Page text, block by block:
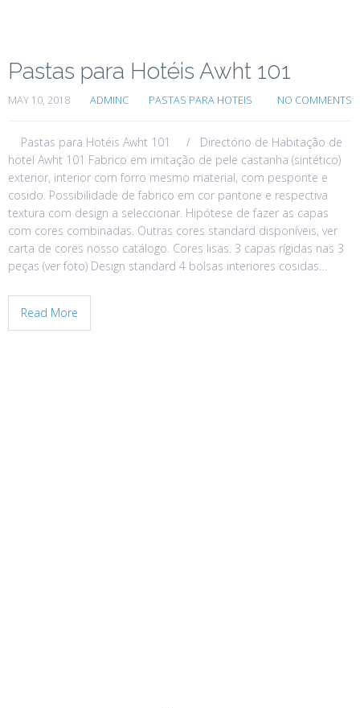
Pastas para Hotéis Awht 101
MAY 10, 2018 ADMINC PASTAS PARA HOTEIS NO COMMENTS
Pastas para Hotéis Awht 101 / Directório de Habitação de
hotel Awht 101 Fabrico em imitação de pele castanha (sintético)
exterior, interior com forro mesmo material, com pesponte e
cosido. Possibilidade de fabrico em cor pantone e respectiva
textura com design a seleccionar. Hipótese de fazer as capas
com cores combinadas. Outras cores standard disponíveis, ver
carta de cores nosso catálogo. Cores lisas. 3 capas rígidas nas 3
peças (ver foto) Design standard 4 bolsas interiores cosidas…
Read More